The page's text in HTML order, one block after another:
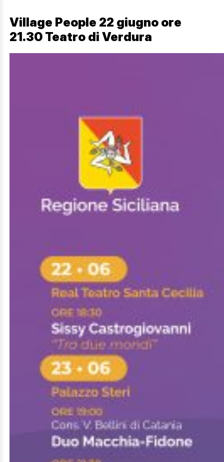
Village People 22 giugno ore
21.30 Teatro di Verdura